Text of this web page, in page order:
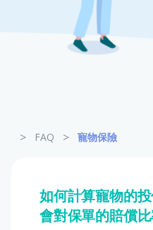
寵物保險
> FAQ > 寵物保險
如何計算寵物的
會對保單的賠償